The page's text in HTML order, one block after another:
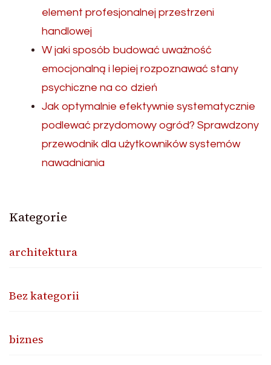
element profesjonalnej przestrzeni
handlowej
W jaki sposób budować uważność
emocjonalną i lepiej rozpoznawać stany
psychiczne na co dzień
Jak optymalnie efektywnie systematycznie
podlewać przydomowy ogród? Sprawdzony
przewodnik dla użytkowników systemów
nawadniania
Kategorie
architektura
Bez kategorii
biznes